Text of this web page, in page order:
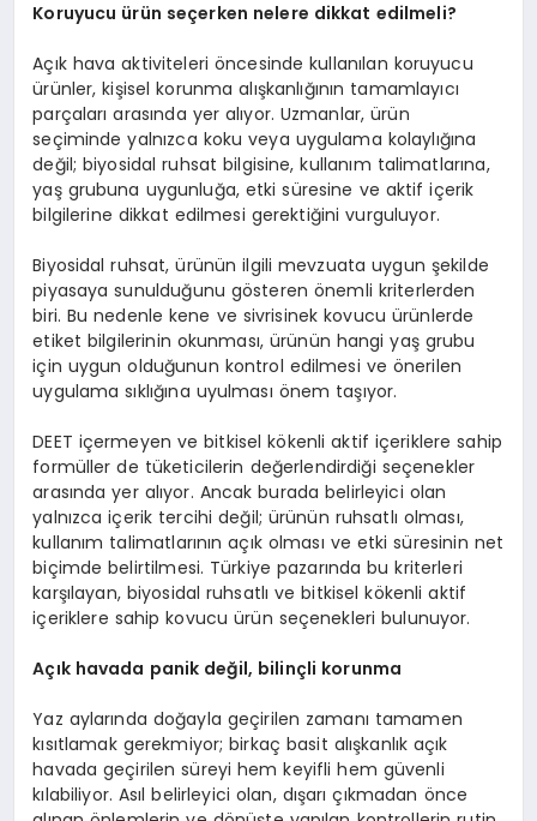
Koruyucu ürün seçerken nelere dikkat edilmeli?
Açık hava aktiviteleri öncesinde kullanılan koruyucu
ürünler, kişisel korunma alışkanlığının tamamlayıcı
parçaları arasında yer alıyor. Uzmanlar, ürün
seçiminde yalnızca koku veya uygulama kolaylığına
değil; biyosidal ruhsat bilgisine, kullanım talimatlarına,
yaş grubuna uygunluğa, etki süresine ve aktif içerik
bilgilerine dikkat edilmesi gerektiğini vurguluyor.
Biyosidal ruhsat, ürünün ilgili mevzuata uygun şekilde
piyasaya sunulduğunu gösteren önemli kriterlerden
biri. Bu nedenle kene ve sivrisinek kovucu ürünlerde
etiket bilgilerinin okunması, ürünün hangi yaş grubu
için uygun olduğunun kontrol edilmesi ve önerilen
uygulama sıklığına uyulması önem taşıyor.
DEET içermeyen ve bitkisel kökenli aktif içeriklere sahip
formüller de tüketicilerin değerlendirdiği seçenekler
arasında yer alıyor. Ancak burada belirleyici olan
yalnızca içerik tercihi değil; ürünün ruhsatlı olması,
kullanım talimatlarının açık olması ve etki süresinin net
biçimde belirtilmesi. Türkiye pazarında bu kriterleri
karşılayan, biyosidal ruhsatlı ve bitkisel kökenli aktif
içeriklere sahip kovucu ürün seçenekleri bulunuyor.
Açık havada panik değil, bilinçli korunma
Yaz aylarında doğayla geçirilen zamanı tamamen
kısıtlamak gerekmiyor; birkaç basit alışkanlık açık
havada geçirilen süreyi hem keyifli hem güvenli
kılabiliyor. Asıl belirleyici olan, dışarı çıkmadan önce